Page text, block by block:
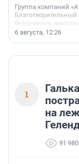
Группа компаний
бездомным
заключили
6 августа, 12:26
1
на
91 980